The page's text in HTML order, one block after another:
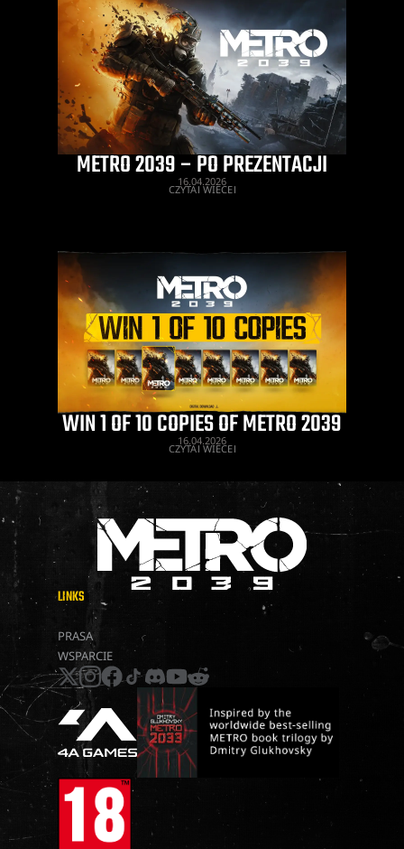
METRO 2039 – PO PREZENTACJI
16.04.2026
CZYTAJ WIĘCEJ
WIN 1 OF 10 COPIES OF METRO 2039
16.04.2026
CZYTAJ WIĘCEJ
METRO 2039
LINKS
PRASA
WSPARCIE
x instagram
facebook
tiktokdiscord
youtube
reddit